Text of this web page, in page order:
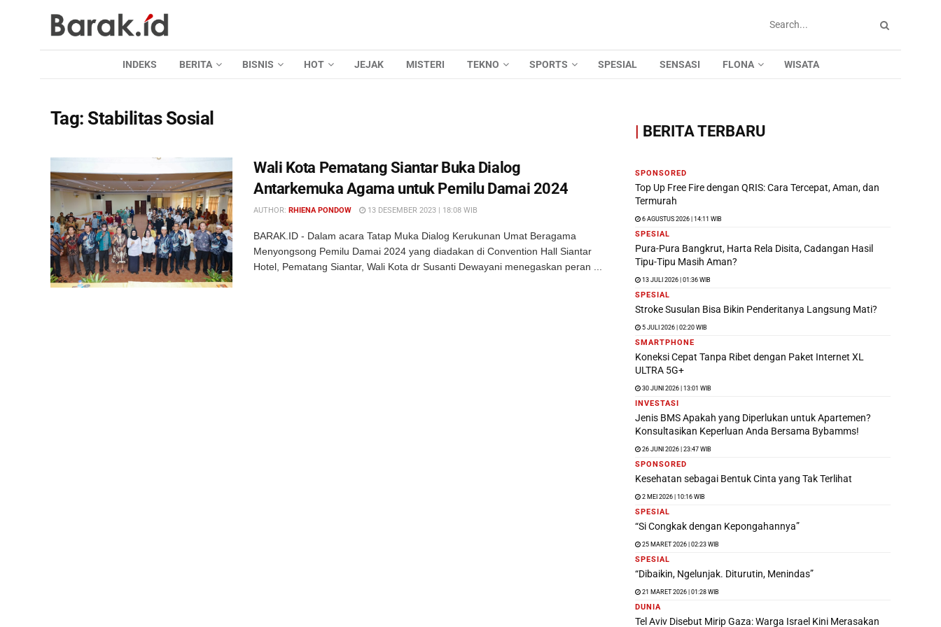
INDEKS BERITA BISNIS HOT JEJAK MISTERI TEKNO SPORTS SPESIAL SENSASI FLONA WISATA
Tag: Stabilitas Sosial
Wali Kota Pematang Siantar Buka Dialog
Antarkemuka Agama untuk Pemilu Damai 2024
AUTHOR: RHIENA PONDOW 13 DESEMBER 2023 | 18:08 WIB
BARAK.ID - Dalam acara Tatap Muka Dialog Kerukunan Umat Beragama
Menyongsong Pemilu Damai 2024 yang diadakan di Convention Hall Siantar
Hotel, Pematang Siantar, Wali Kota dr Susanti Dewayani menegaskan peran ...
| BERITA TERBARU
SPONSORED
Top Up Free Fire dengan QRIS: Cara Tercepat, Aman, dan
Termurah
6 AGUSTUS 2026 | 14:11 WIB
SPESIAL
Pura-Pura Bangkrut, Harta Rela Disita, Cadangan Hasil
Tipu-Tipu Masih Aman?
13 JULI 2026 | 01:36 WIB
SPESIAL
Stroke Susulan Bisa Bikin Penderitanya Langsung Mati?
5 JULI 2026 | 02:20 WIB
SMARTPHONE
Koneksi Cepat Tanpa Ribet dengan Paket Internet XL
ULTRA 5G+
30 JUNI 2026 | 13:01 WIB
INVESTASI
Jenis BMS Apakah yang Diperlukan untuk Apartemen?
Konsultasikan Keperluan Anda Bersama Bybamms!
26 JUNI 2026 | 23:47 WIB
SPONSORED
Kesehatan sebagai Bentuk Cinta yang Tak Terlihat
2 MEI 2026 | 10:16 WIB
SPESIAL
“Si Congkak dengan Kepongahannya”
25 MARET 2026 | 02:23 WIB
SPESIAL
“Dibaikin, Ngelunjak. Diturutin, Menindas”
21 MARET 2026 | 01:28 WIB
DUNIA
Tel Aviv Disebut Mirip Gaza: Warga Israel Kini Merasakan